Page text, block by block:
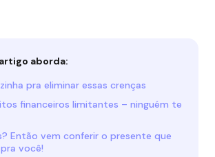
aborda:
pra eliminar essas crenças
financeiros limitantes – ninguém te
Então vem conferir o presente que
você!